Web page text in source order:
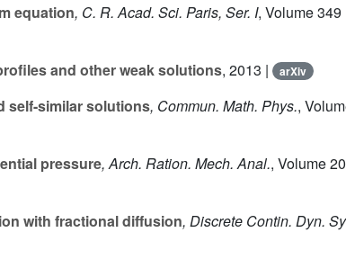
equation, C. R. Acad. Sci. Paris, Ser. I, Volume 349
and other weak solutions, 2013 | arXiv
self-similar solutions, Commun. Math. Phys.,
pressure, Arch. Ration. Mech. Anal., Volume
with fractional diffusion, Discrete Contin. Dyn.